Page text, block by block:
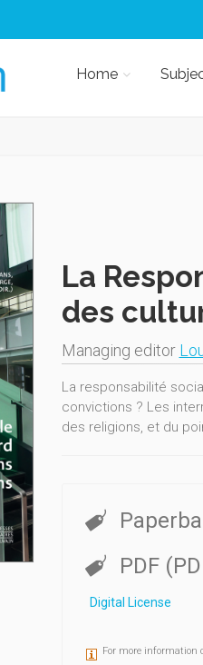
Home
La
des
Managing editor
La responsabilité
convictions ? Les
des religions, et du
PDF
Digital License
For more information